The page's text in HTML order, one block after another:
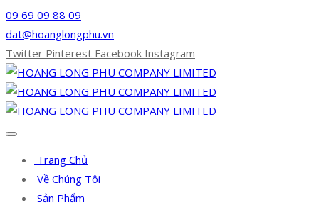
09 69 09 88 09
dat@hoanglongphu.vn
Twitter Pinterest Facebook Instagram
Trang Chủ
Về Chúng Tôi
Sản Phẩm